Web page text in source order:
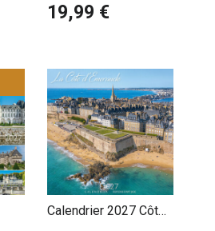
Roses Trémières
19,99 €
Calendrier 2027 Côte